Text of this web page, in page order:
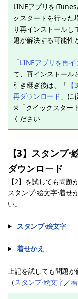
LINEアプリを
クスタートを行った
り再インストールし
題が解決する可能性
「LINEアプリを再イ
て、再インストール
引き継ぎ後は、「
再ダウンロード 」に
※「クイックスター
ください
【3】スタンプ
ダウンロード
【2】を試しても問
スタンプ⋅絵文字⋅着せ
い。
スタンプ⋅絵文字
着せかえ
上記を試しても問題
（スタンプ⋅絵文字／